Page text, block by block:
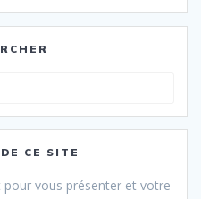
:
CE SITE
pour vous présenter et votre